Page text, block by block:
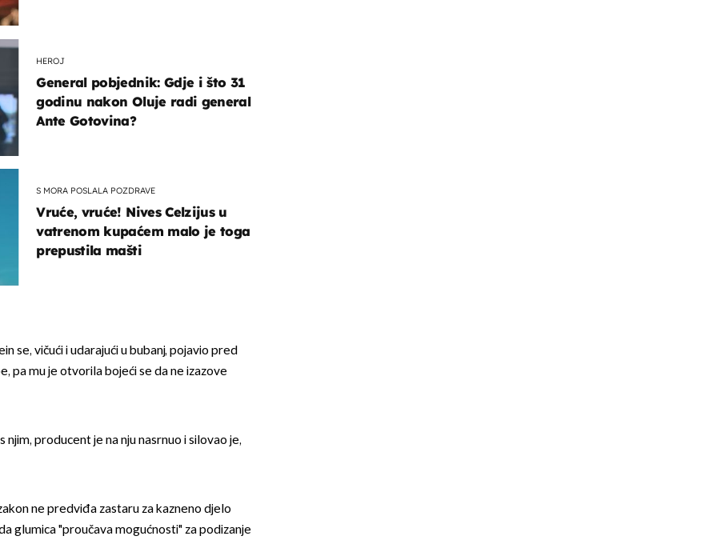
HEROJ
General pobjednik: Gdje i što 31
godinu nakon Oluje radi general
Ante Gotovina?
S MORA POSLALA POZDRAVE
Vruće, vruće! Nives Celzijus u
vatrenom kupaćem malo je toga
prepustila mašti
se, vičući i udarajući u bubanj, pojavio pred
pa mu je otvorila bojeći se da ne izazove
producent je na nju nasrnuo i silovao je,
ne predviđa zastaru za kazneno djelo
glumica "proučava mogućnosti" za podizanje